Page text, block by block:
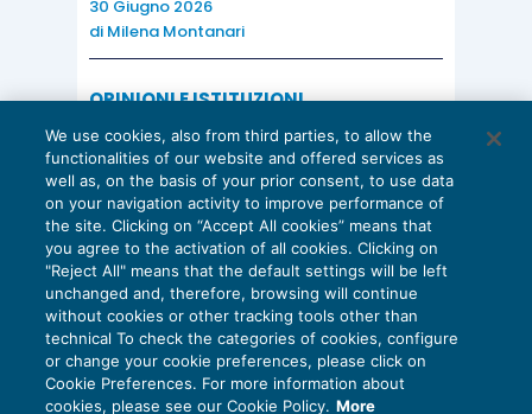
30 Giugno 2026
di Milena Montanari
OPINIONI E ISTITUZIONI
Valorizzare il potenziale dello Studio:
una riflessione sul futuro della
consulenza del lavoro
15 Giugno 2026
di Milena Montanari
Privacy Policy
We use cookies, also from third parties, to allow the
functionalities of our website and offered services as
well as, on the basis of your prior consent, to use data
on your navigation activity to improve performance of
the site. Clicking on “Accept All cookies” means that
you agree to the activation of all cookies. Clicking on
"Reject All" means that the default settings will be left
unchanged and, therefore, browsing will continue
without cookies or other tracking tools other than
technical To check the categories of cookies, configure
or change your cookie preferences, please click on
Cookie Preferences. For more information about
cookies, please see our Cookie Policy. More